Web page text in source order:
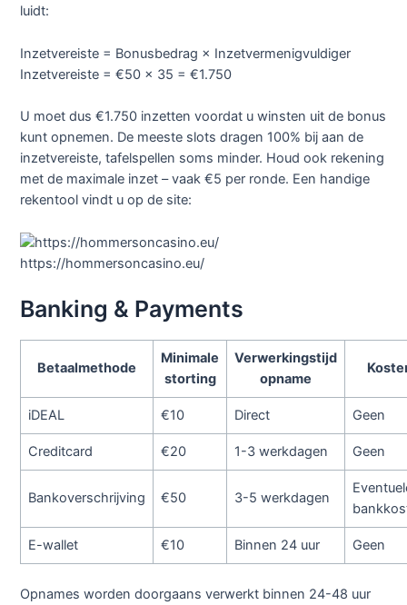
luidt:
Inzetvereiste = Bonusbedrag × Inzetvermenigvuldiger
Inzetvereiste = €50 × 35 = €1.750
U moet dus €1.750 inzetten voordat u winsten uit de bonus
kunt opnemen. De meeste slots dragen 100% bij aan de
inzetvereiste, tafelspellen soms minder. Houd ook rekening
met de maximale inzet – vaak €5 per ronde. Een handige
rekentool vindt u op de site:
https://hommersoncasino.eu/
Banking & Payments
Betaalmethode
Minimale
storting
Verwerkingstijd
opname
iDEAL €10 Direct Geen
Creditcard €20 1-3 werkdagen Geen
Bankoverschrijving €50 3-5 werkdagen
E-wallet €10 Binnen 24 uur Geen
Opnames worden doorgaans verwerkt binnen 24-48 uur